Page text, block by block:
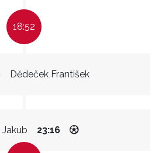
18:52
Dědeček František
Jakub 23:16